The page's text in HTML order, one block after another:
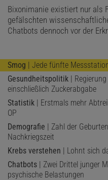
Bixonimanie existiert nur als
gefälschten
Chatbots dennoch vor der
Smog | Jede fünfte
Gesundheitspolitik |
einschließlich Zuckerabgabe
Statistik | Erstmals mehr
OP
Demografie | Zahl der
Nachkriegszeit
Krebs verstehen | Lohnt sich
Chatbots | Zwei Drittel junger
psychische Belastungen